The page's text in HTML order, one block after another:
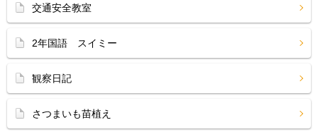
交通安全教室
2年国語 スイミー
観察日記
さつまいも苗植え